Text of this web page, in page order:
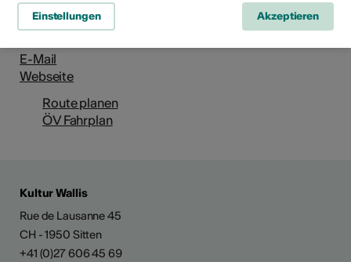
3925 Grächen
Telefon 027 956 27 27
E-Mail
Webseite
Route planen
ÖV Fahrplan
Kultur Wallis
Rue de Lausanne 45
CH - 1950 Sitten
+41 (0)27 606 45 69
Einstellungen Akzeptieren